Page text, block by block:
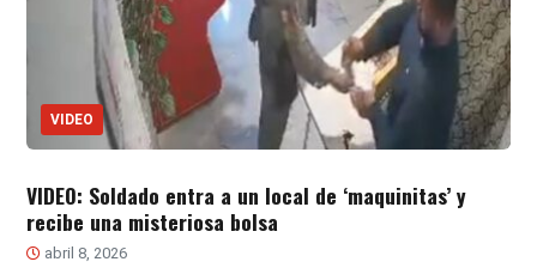
VIDEO
VIDEO: Soldado entra a un local de ‘maquinitas’ y
recibe una misteriosa bolsa
abril 8, 2026